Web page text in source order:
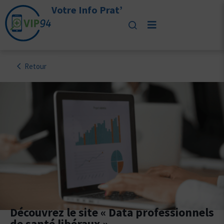
Votre Info Prat’
Retour
Découvrez le site « Data professionnels